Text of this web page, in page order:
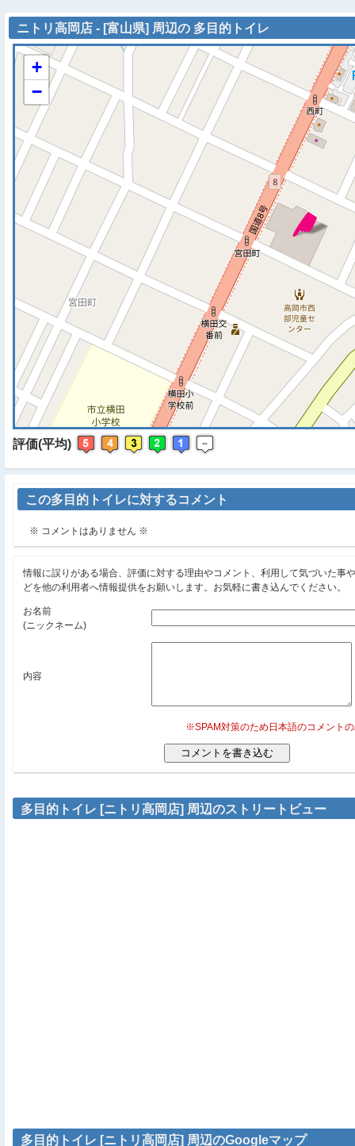
ニトリ高岡店 - [富山県] 周辺の 多目的トイレ
※ マップを検索、表示
+
−
評価(平均)
この多目的トイレに対するコメント
※ コメントはありません ※
情報に誤りがある場合、評価に対する理由やコメント、利用して気づいた事
どを他の利用者へ情報提供をお願いします。お気軽に書き込んでください。
お名前
(ニックネーム)
内容
※SPAM対策のため日本語のコメント
多目的トイレ [ニトリ高岡店] 周辺のストリートビュー
多目的トイレ [ニトリ高岡店] 周辺のGoogleマップ